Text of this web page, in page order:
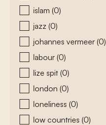
islam (0)
jazz (0)
johannes vermeer (0)
labour (0)
lize spit (0)
london (0)
loneliness (0)
low countries (0)